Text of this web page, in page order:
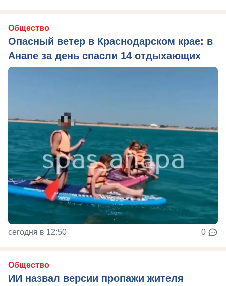
Общество
Опасный ветер в Краснодарском крае: в
Анапе за день спасли 14 отдыхающих
сегодня в 12:50 0
Общество
ИИ назвал версии пропажи жителя